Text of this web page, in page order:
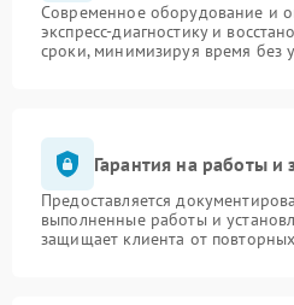
Современное оборудование и
экспресс-диагностику и
сроки, минимизируя время без
Гарантия на работы и
Предоставляется
выполненные работы и
защищает клиента от